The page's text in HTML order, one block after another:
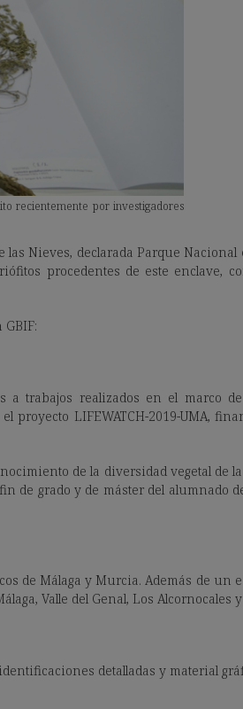
recientemente por investigadores
Nieves, declarada Parque Nacional
procedentes de este enclave,
a trabajos realizados en el marco
LIFEWATCH-2019-UMA,
de la diversidad vegetal de
de grado y de máster del alumnado
de Málaga y Murcia. Además de un
Valle del Genal, Los Alcornocales
detalladas y material